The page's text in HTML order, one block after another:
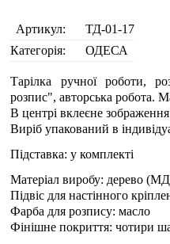
Артикул:
ТД-01-17
Категорія:
ОДЕСА
Тарілка ручної роботи,
розпис", авторська робота.
В центрі вклеєне
Виріб упакований в
Підставка: у комплекті
Матеріал виробу: дерево
Підвіс для настінного
Фарба для розпису: масло
Фінішне покриття: чотири